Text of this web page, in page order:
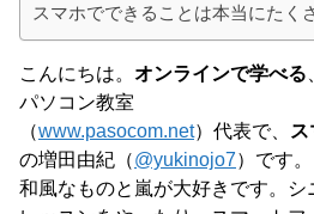
スマホでできることは本当にたく
こんにちは。 オンラインで学べる
パソコン教室
（www.pasocom.net）代表で、 ス
の増田由紀（@yukinojo7）です。
和風なものと嵐が大好きです。